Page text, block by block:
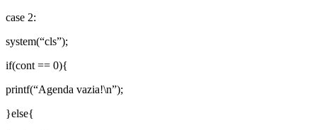
case 2:
system(“cls”);
if(cont == 0){
printf(“Agenda vazia!\n”);
}else{